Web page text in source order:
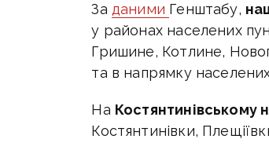
За даними Генштабу,
у районах населених
Гришине, Котлине,
та в напрямку населених
На Костянтинівському
Костянтинівки,